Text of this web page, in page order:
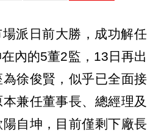
派日前大勝，成功解任
內的5董2監，13日再出
徐俊賢，似乎已全面接
兼任董事長、總經理及
自坤，目前僅剩下廠長